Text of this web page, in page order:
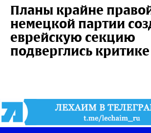
Планы крайне
немецкой партии
еврейскую секцию
подверглись критике